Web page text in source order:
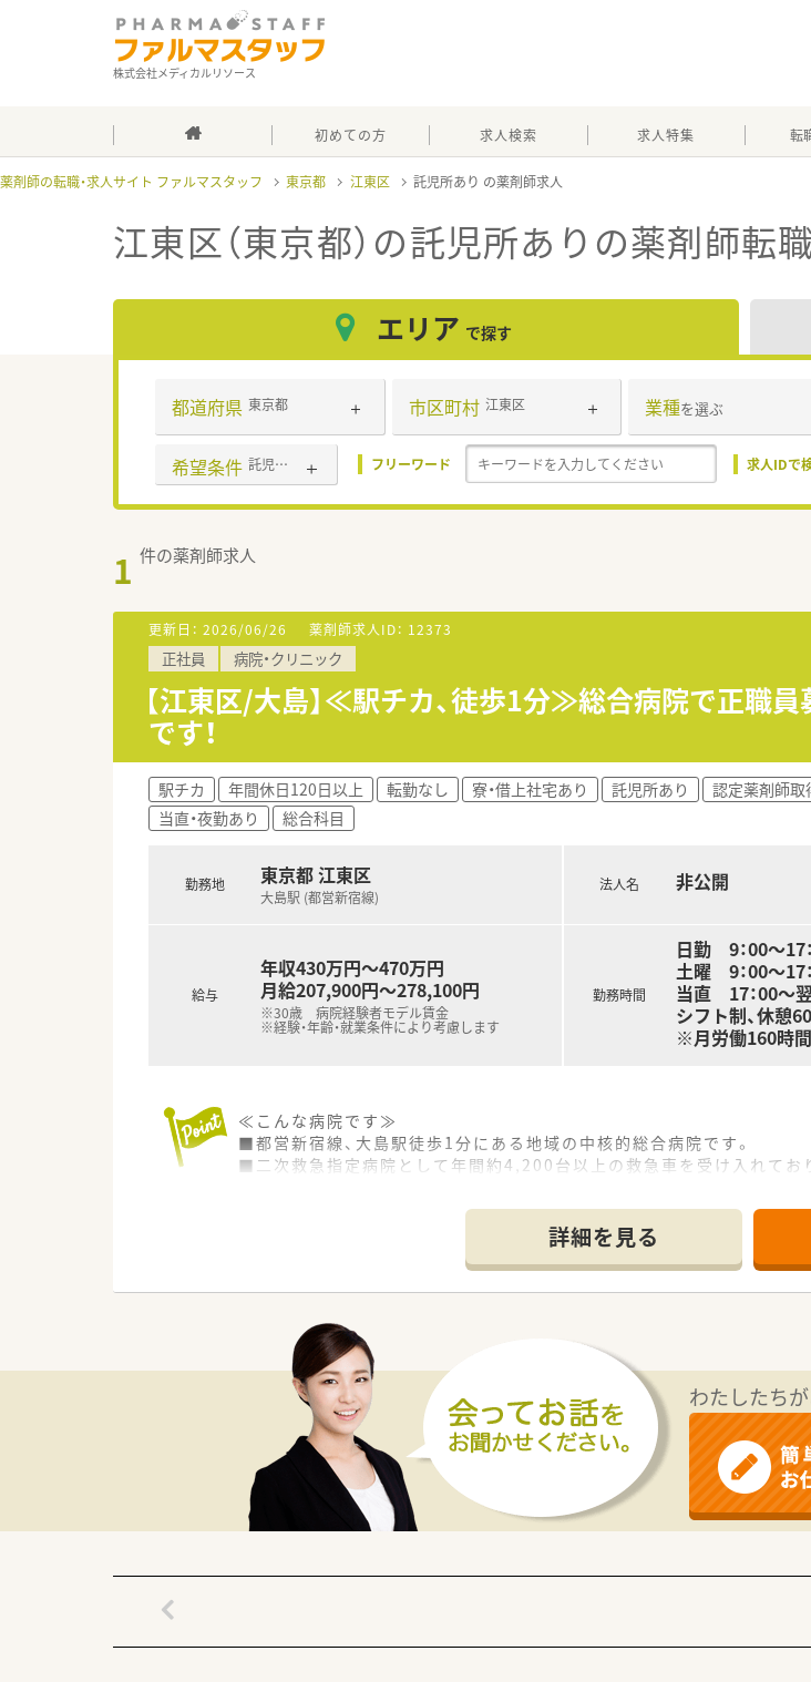
株式会社メディカルリソース
初めての方 求人検索 求人特集 転
薬剤師の転職・求人サイト ファルマスタッフ 東京都 江東区 託児所あり
江東区（東京都）の託児所あり の薬剤師転
エリア で探す
都道府県 東京都 市区町村 江東区 業種を選ぶ
希望条件 託児所あり フリーワード 求人IDで
1 件の薬剤師求人
更新日： 2026/06/26 薬剤師求人ID： 12373
正社員 病院・クリニック
【江東区/大島】≪駅チカ、徒歩1分≫総合病院で正職
です！
駅チカ 年間休日120日以上 転勤なし 寮・借上社宅あり 託児所あり 認定薬剤師取
当直・夜勤あり
総合科目
勤務地 東京都 江東区
大島駅 (都営新宿線)
給与
年収430万円～470万円
月給207,900円～278,100円
※30歳 病院経験者モデル賃金
※経験・年齢・就業条件により考慮します
法人名 非公開
勤務時間
日勤 9：00～17
土曜 9：00～17
当直 17：00～
シフト制、休憩
※月労働160時間
≪こんな病院です≫
■都営新宿線、大島駅徒歩1分にある地域の中核的総合病院です。
■二次救急指定病院として年間約4,200台以上の救急車を受け入れてお
■大学病院から多くの医師が派遣されており、大学病院レベルの高度な
■入院患者様の調剤、監査、服薬指導 ※外来は院外処方
■注射調整（抗がん剤 ＴＰＮあり）
■外来化学療法
■病棟業務（薬剤管理指導）
■医薬品管理、医薬品情報管理
■周術期薬剤管理指導
■チーム医療への参画（感染制御チーム、抗菌薬適正使用支援チーム、
ームなど）
≪おすすめポイント≫
■総合病院でしっかりとしたスキルが身につく環境です。
■がん薬物療法認定薬剤師の他、各種認定資格保有の薬剤師も複数名在
詳細を見る
わたしたち